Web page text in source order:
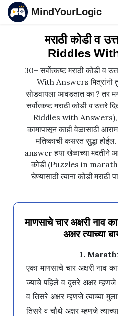
MindYourLogic
मराठी कोडी व
Riddles
30+ सर्वोत्कष्ट मराठी कोडी व
With Answers मित्रांनों
सोडवायला आवडतात का ? तर
सर्वोत्कष्ट मराठी कोडी व
Riddles with Answers), जे
कामापासून काही वेळासाठी
मतिष्काची कसरत सुद्धा
answer हया खेळाच्या मदतीने
कोडी (Puzzles in
घेण्यासाठी त्याना कोडी मराठी
माणसाचे चार अक्षरी नाव
अक्षर त्याच्या
1.
एका माणसाचे चार अक्षरी नाव
ज्याचे पहिले व दुसरे अक्षर म्हणजे
व तिसरे अक्षर म्हणजे त्याच्या
तिसरे व चौथे अक्षर म्हणजे